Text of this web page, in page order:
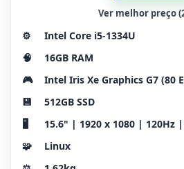
Ver melhor preço
⚙️
Intel Core i5-1334U
🧠
16GB RAM
🎮
Intel Iris Xe Graphics G7 (80
💾
512GB SSD
🖥️
15.6" | 1920 x 1080 | 120Hz
🧩
Linux